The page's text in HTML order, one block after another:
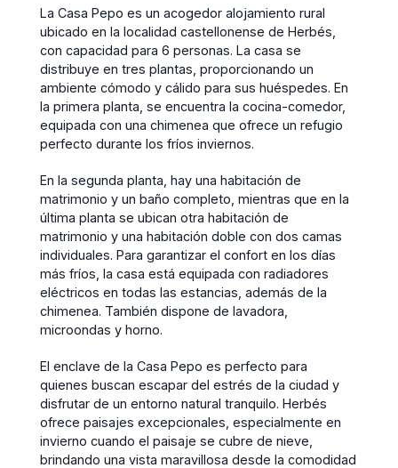
La Casa Pepo es un acogedor alojamiento rural
ubicado en la localidad castellonense de Herbés,
con capacidad para 6 personas. La casa se
distribuye en tres plantas, proporcionando un
ambiente cómodo y cálido para sus huéspedes. En
la primera planta, se encuentra la cocina-comedor,
equipada con una chimenea que ofrece un refugio
perfecto durante los fríos inviernos.
En la segunda planta, hay una habitación de
matrimonio y un baño completo, mientras que en la
última planta se ubican otra habitación de
matrimonio y una habitación doble con dos camas
individuales. Para garantizar el confort en los días
más fríos, la casa está equipada con radiadores
eléctricos en todas las estancias, además de la
chimenea. También dispone de lavadora,
microondas y horno.
El enclave de la Casa Pepo es perfecto para
quienes buscan escapar del estrés de la ciudad y
disfrutar de un entorno natural tranquilo. Herbés
ofrece paisajes excepcionales, especialmente en
invierno cuando el paisaje se cubre de nieve,
brindando una vista maravillosa desde la comodidad